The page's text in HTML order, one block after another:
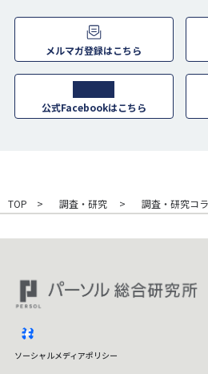
メルマガ登録はこちら
公式Facebookはこちら
TOP 調査・研究 調査・研究コ
ソーシャルメディアポリシー